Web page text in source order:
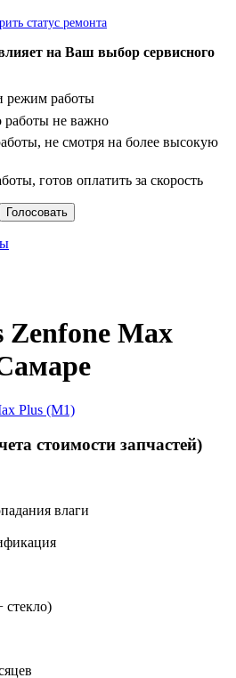
статус ремонта
на Ваш выбор сервисного
режим работы
работы не важно
не смотря на более высокую
готов оплатить за скорость
Zenfone Max
стоимости запчастей)
влаги
стекло)